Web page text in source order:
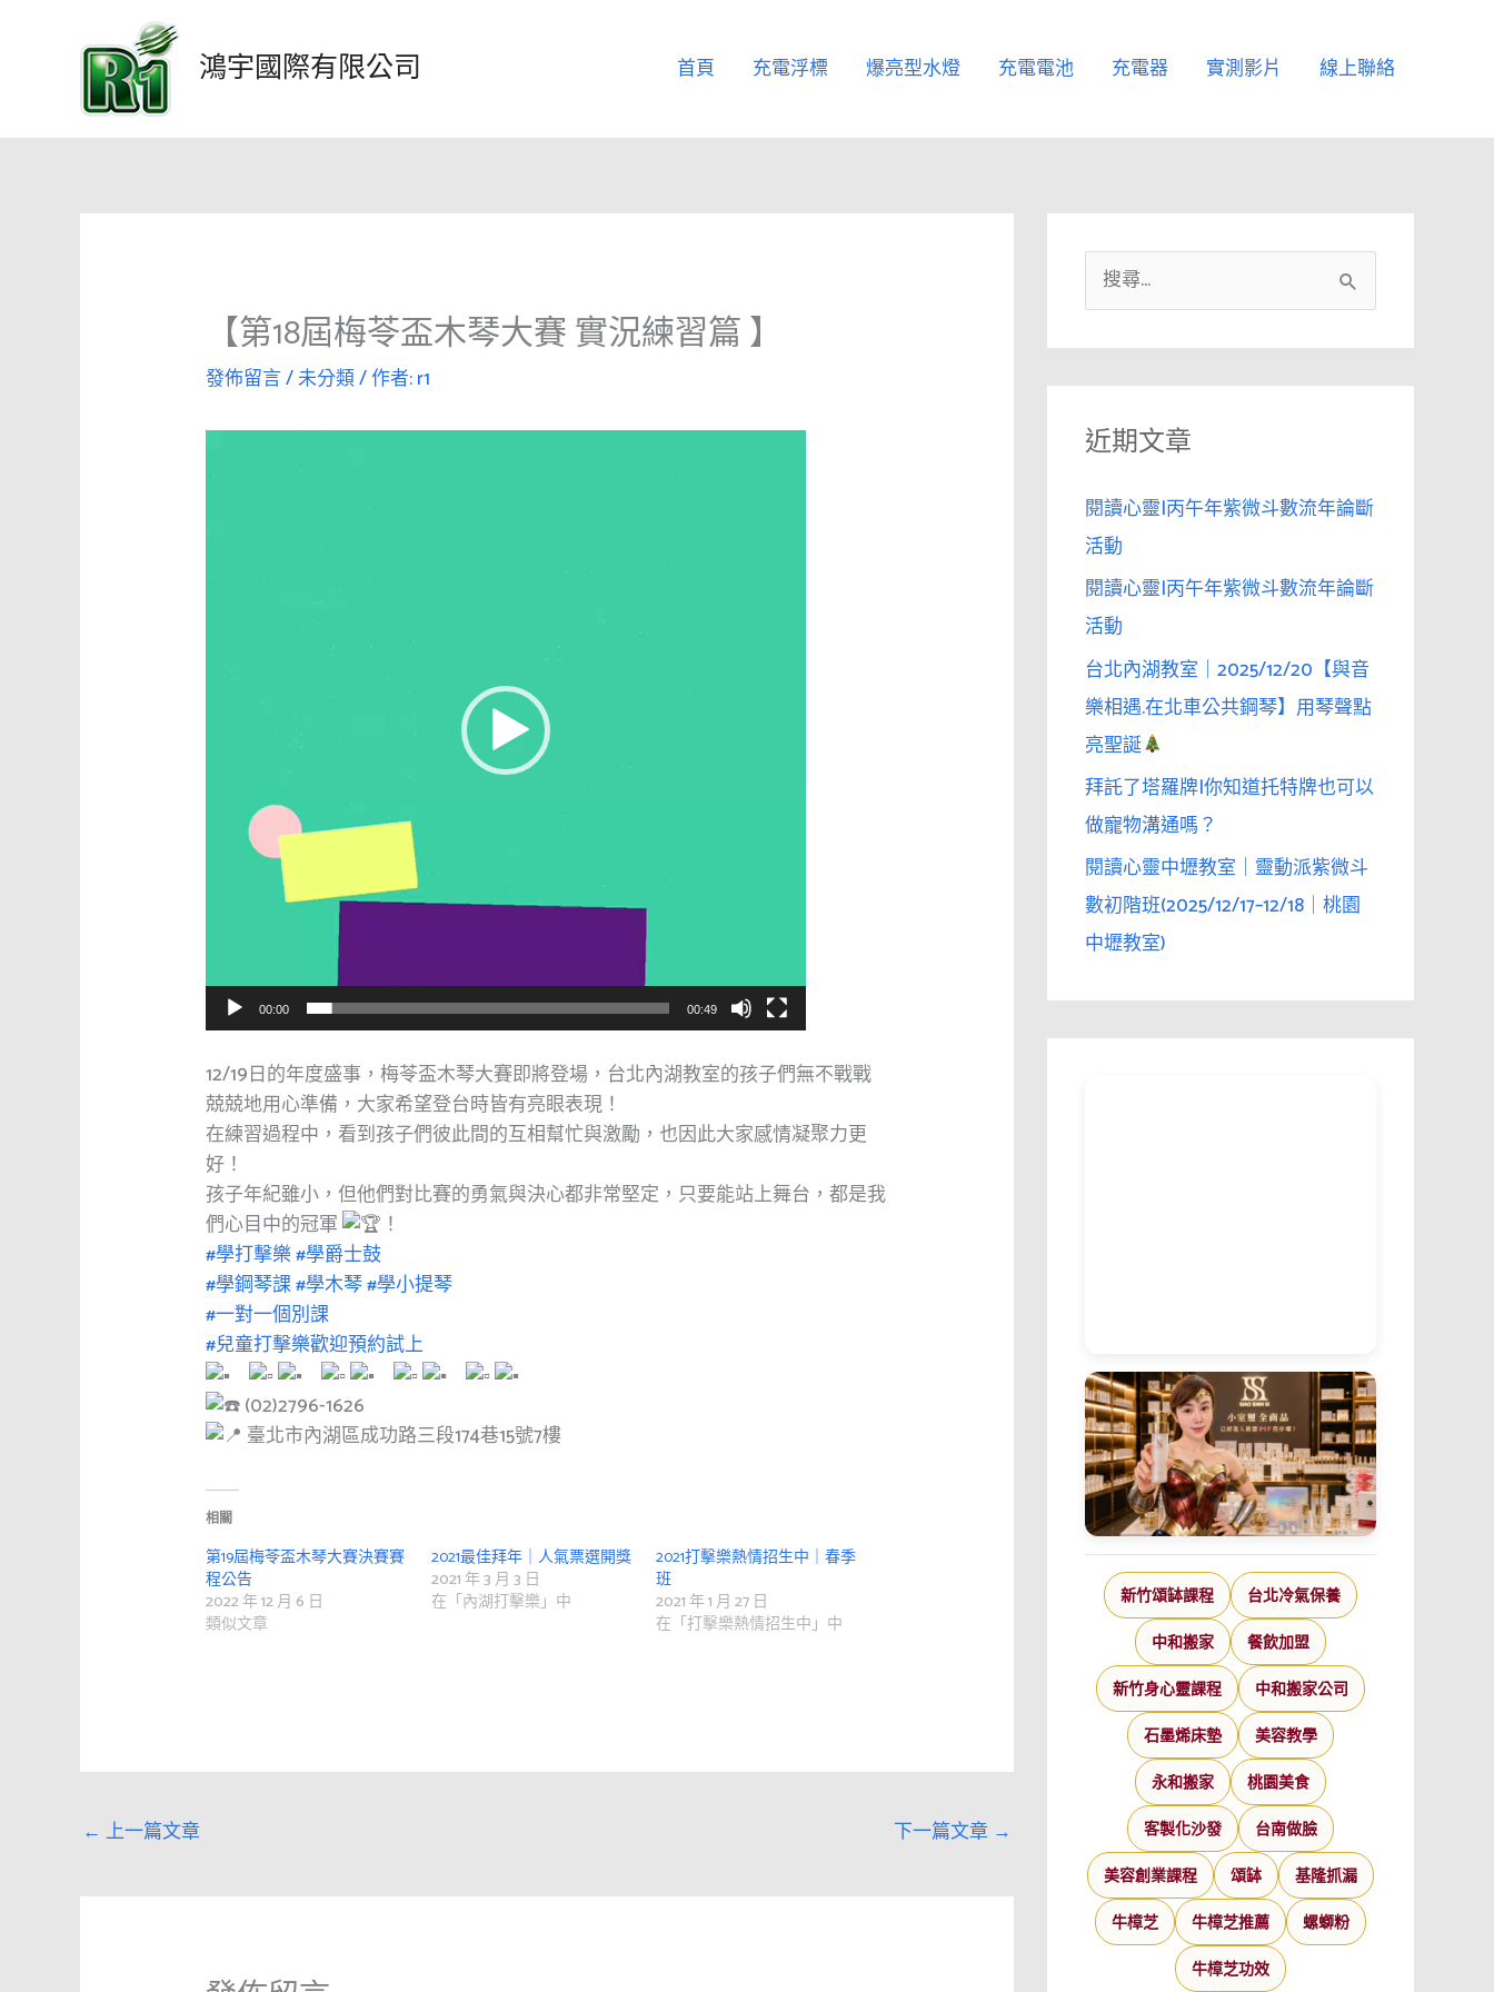
內
鴻宇國際有限公司 首頁 充電浮標 爆亮型水燈 充電電池 充電器 實測影片 線上聯絡
【第18屆梅苓盃木琴大賽 實況練習篇 】
發佈留言/未分類/ 作者:r1
00:00 00:49
12/19日的年度盛事，梅苓盃木琴大賽即將登場，台北內湖教室的孩子們無不戰戰
兢兢地用心準備，大家希望登台時皆有亮眼表現！
在練習過程中，看到孩子們彼此間的互相幫忙與激勵，也因此大家感情凝聚力更
好！
孩子年紀雖小，但他們對比賽的勇氣與決心都非常堅定，只要能站上舞台，都是我
們心目中的冠軍
！
#學打擊樂#學爵士鼓
#學鋼琴課#學木琴#學小提琴
#一對一個別課
#兒童打擊樂歡迎預約試上
(02)2796-1626
臺北市內湖區成功路三段174巷15號7樓
相關
第19屆梅苓盃木琴大賽決賽賽
程公告
2022 年 12 月 6 日
類似文章
2021最佳拜年｜人氣票選開獎
2021 年 3 月 3 日
在「內湖打擊樂」中
2021打擊樂熱情招生中｜春季
班
2021 年 1 月 27 日
在「打擊樂熱情招生中」中
← 上一篇文章 下一篇文章 →
尋
關
鍵
字
近期文章
閱讀心靈|丙午年紫微斗數流年論斷
活動
閱讀心靈|丙午年紫微斗數流年論斷
活動
台北內湖教室｜2025/12/20【與音
樂相遇.在北車公共鋼琴】用琴聲點
亮聖誕
拜託了塔羅牌|你知道托特牌也可以
做寵物溝通嗎？
閱讀心靈中壢教室｜靈動派紫微斗
數初階班(2025/12/17–12/18｜桃園
中壢教室)
新竹頌缽課程 台北冷氣保養
中和搬家 餐飲加盟
新竹身心靈課程 中和搬家公司
石墨烯床墊 美容教學
永和搬家 桃園美食
客製化沙發 台南做臉
美容創業課程 頌缽 基隆抓漏
牛樟芝 牛樟芝推薦 螺螄粉
牛樟芝功效